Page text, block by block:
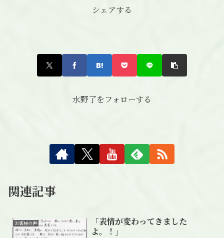
シェアする
水野了をフォローする
関連記事
お客様の声
「表情が変わってきました
よ。！」